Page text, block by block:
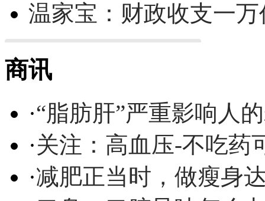
温家宝：财政收支一
商讯
·“脂肪肝”严重影响人
·关注：高血压-不吃药
·减肥正当时，做瘦身